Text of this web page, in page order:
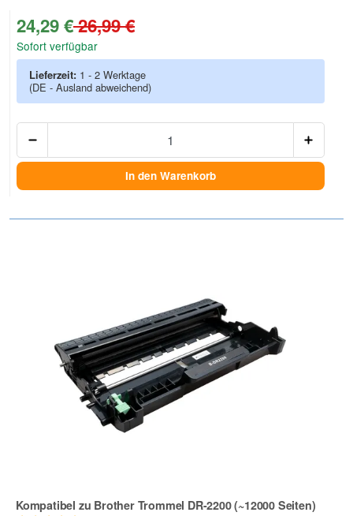
24,29 €26,99 €
Sofort verfügbar
Lieferzeit: 1 - 2 Werktage
(DE - Ausland abweichend)
In den Warenkorb
Kompatibel zu Brother Trommel DR-2200 (~12000 Seiten)